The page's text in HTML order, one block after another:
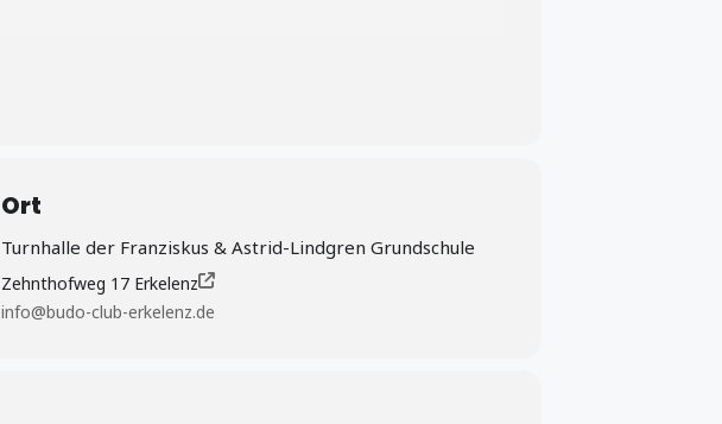
Ort
Turnhalle der Franziskus & Astrid-Lindgren Grundschule
Zehnthofweg 17 Erkelenz
info@budo-club-erkelenz.de